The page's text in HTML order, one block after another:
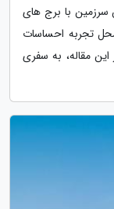
با برج های
تجربه احساسات
مقاله، به سفری